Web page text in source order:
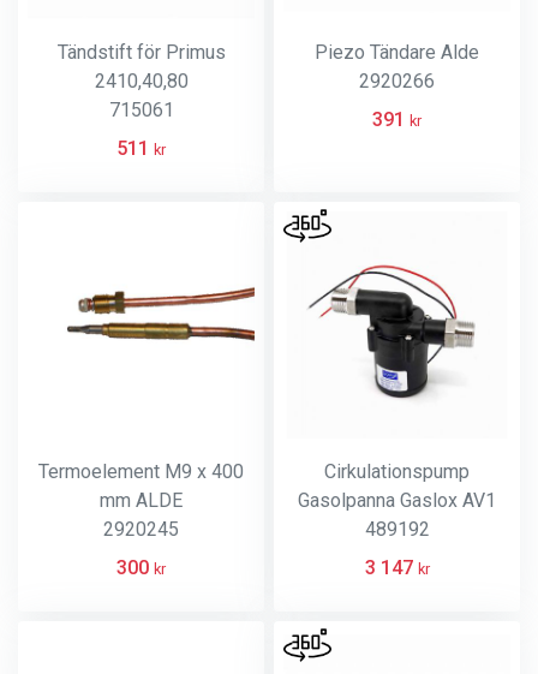
Tändstift för Primus
2410,40,80
715061
511
kr
Piezo Tändare Alde
2920266
391
kr
Termoelement M9 x 400
mm ALDE
2920245
300 kr
Cirkulationspump
Gasolpanna Gaslox AV1
489192
3 147 kr